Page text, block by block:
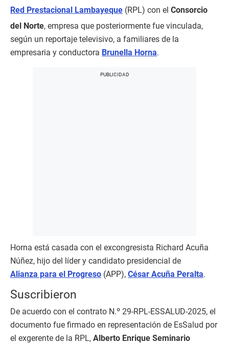
Red Prestacional Lambayeque (RPL) con el Consorcio
del Norte, empresa que posteriormente fue vinculada,
según un reportaje televisivo, a familiares de la
empresaria y conductora Brunella Horna.
Horna está casada con el excongresista Richard Acuña
Núñez, hijo del líder y candidato presidencial de
Alianza para el Progreso (APP), César Acuña Peralta.
Suscribieron
De acuerdo con el contrato N.º 29-RPL-ESSALUD-2025, el
documento fue firmado en representación de EsSalud por
el exgerente de la RPL, Alberto Enrique Seminario